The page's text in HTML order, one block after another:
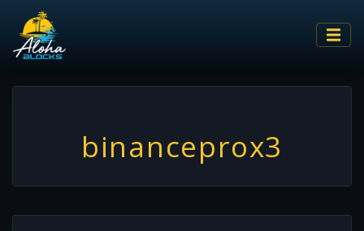
binanceprox3